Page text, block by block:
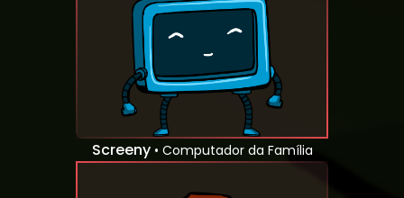
Screeny • Computador da Família